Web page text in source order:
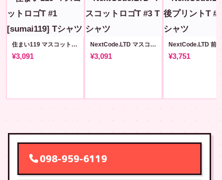
住まい119 マスコットロゴT #1 [sumai119]
¥3,091
NextCode.LTD マスコットロゴT #3
¥3,091 ¥3,751
098-959-6119